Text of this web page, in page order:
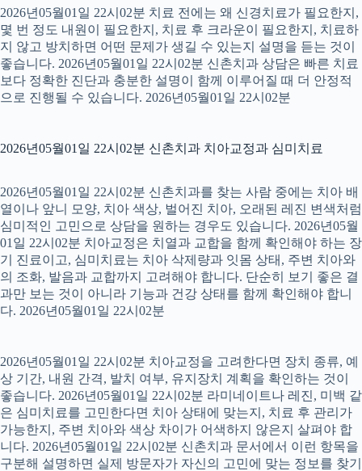
2026년05월01일 22시02분 치료 전에는 왜 신경치료가 필요한지,
몇 번 정도 내원이 필요한지, 치료 후 크라운이 필요한지, 치료하
지 않고 방치하면 어떤 문제가 생길 수 있는지 설명을 듣는 것이
좋습니다. 2026년05월01일 22시02분 신촌치과 상담은 빠른 치료
보다 정확한 진단과 충분한 설명이 함께 이루어질 때 더 안정적
으로 진행될 수 있습니다. 2026년05월01일 22시02분
2026년05월01일 22시02분 신촌치과 치아교정과 심미치료
2026년05월01일 22시02분 신촌치과를 찾는 사람 중에는 치아 배
열이나 앞니 모양, 치아 색상, 벌어진 치아, 오래된 레진 변색처럼
심미적인 고민으로 상담을 원하는 경우도 있습니다. 2026년05월
01일 22시02분 치아교정은 치열과 교합을 함께 확인해야 하는 장
기 진료이고, 심미치료는 치아 삭제량과 잇몸 상태, 주변 치아와
의 조화, 발음과 교합까지 고려해야 합니다. 단순히 보기 좋은 결
과만 보는 것이 아니라 기능과 건강 상태를 함께 확인해야 합니
다. 2026년05월01일 22시02분
2026년05월01일 22시02분 치아교정을 고려한다면 장치 종류, 예
상 기간, 내원 간격, 발치 여부, 유지장치 계획을 확인하는 것이
좋습니다. 2026년05월01일 22시02분 라미네이트나 레진, 미백 같
은 심미치료를 고민한다면 치아 상태에 맞는지, 치료 후 관리가
가능한지, 주변 치아와 색상 차이가 어색하지 않은지 살펴야 합
니다. 2026년05월01일 22시02분 신촌치과 문서에서 이런 항목을
구분해 설명하면 실제 방문자가 자신의 고민에 맞는 정보를 찾기